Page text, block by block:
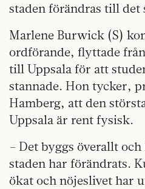
staden förändras till det
Marlene Burwick (S)
ordförande, flyttade
till Uppsala för att
stannade. Hon tycker,
Hamberg, att den
Uppsala är rent fysisk.
– Det byggs överallt
staden har förändrats.
ökat och nöjeslivet har